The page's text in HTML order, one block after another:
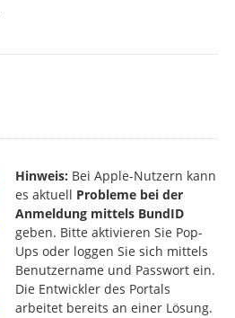
Hinweis: Bei Apple-Nutzern kann
es aktuell Probleme bei der
Anmeldung mittels BundID
geben. Bitte aktivieren Sie Pop-
Ups oder loggen Sie sich mittels
Benutzername und Passwort ein.
Die Entwickler des Portals
arbeitet bereits an einer Lösung.